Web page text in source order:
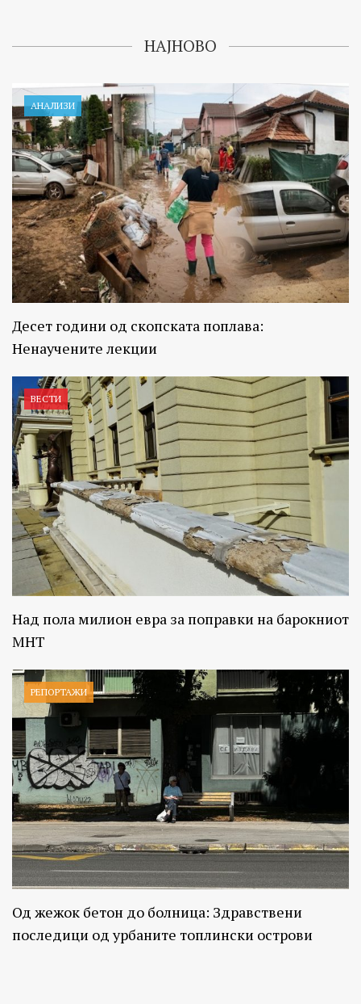
НАЈНОВО
АНАЛИЗИ
Десет години од скопската поплава:
Ненаучените лекции
ВЕСТИ
Над пола милион евра за поправки на барокниот
МНТ
РЕПОРТАЖИ
Од жежок бетон до болница: Здравствени
последици од урбаните топлински острови